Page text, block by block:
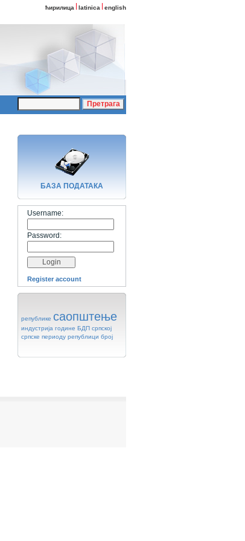
ћирилица latinica english
БАЗA ПОДАТАКА
Username:
Password:
Register account
републике саопштење
индустрија године БДП српској
српске периоду републици број